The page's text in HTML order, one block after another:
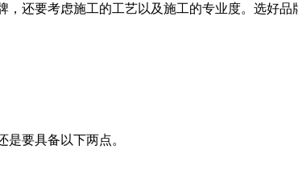
还要考虑施工的工艺以及施工的专业度。选好
要具备以下两点。